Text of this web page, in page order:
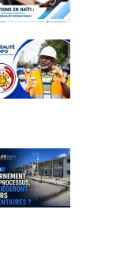
23 octobre 2025
Moïse : la
de